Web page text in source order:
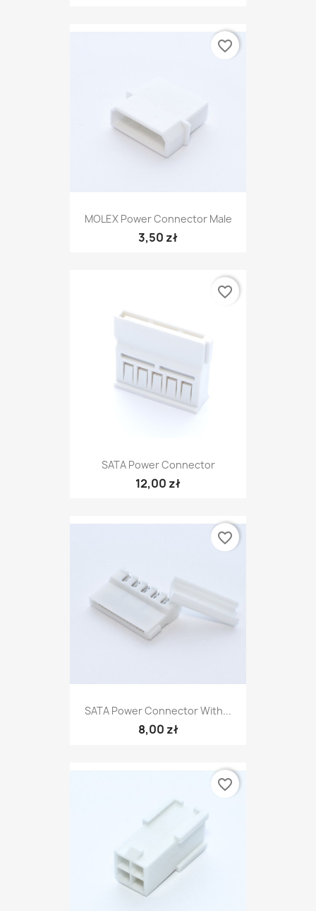
MOLEX Power Connector Male
3,50 zł
favorite_border
SATA Power Connector
12,00 zł
favorite_border
SATA Power Connector With...
8,00 zł
favorite_border
favorite_border